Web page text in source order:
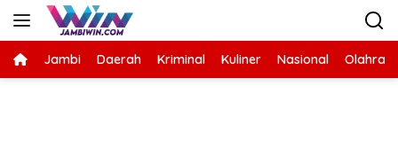
Langsung
Jambi Daerah Kriminal Kuliner Nasional